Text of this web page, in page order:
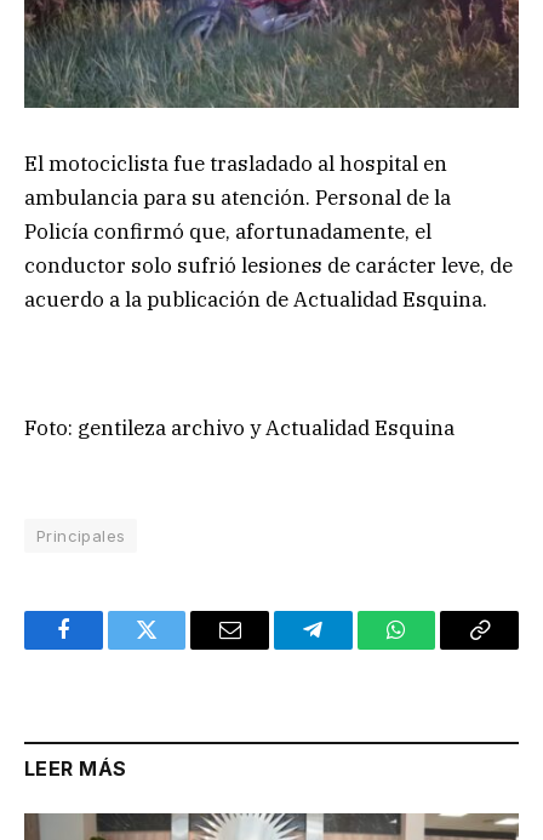
El motociclista fue trasladado al hospital en
ambulancia para su atención. Personal de la
Policía confirmó que, afortunadamente, el
conductor solo sufrió lesiones de carácter leve, de
acuerdo a la publicación de Actualidad Esquina.
Foto: gentileza archivo y Actualidad Esquina
Principales
FacebookTwitter Email TelegramWhatsAppCopy
LEER MÁS